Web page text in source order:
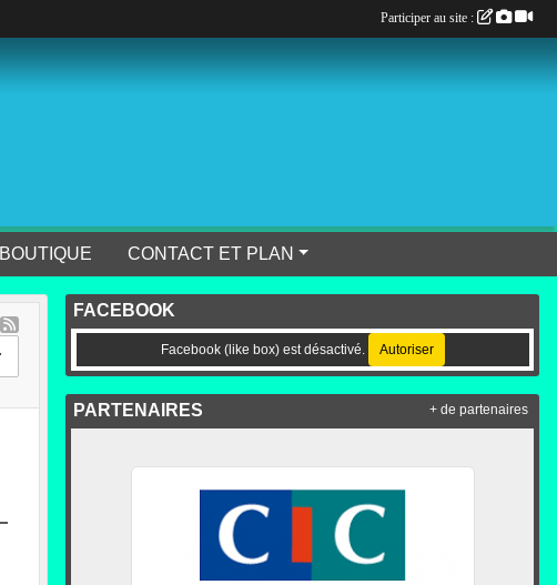
BOUTIQUE CONTACT ET PLAN
FACEBOOK
Facebook (like box) est désactivé. Autoriser
PARTENAIRES + de partenaires
Participer au site :